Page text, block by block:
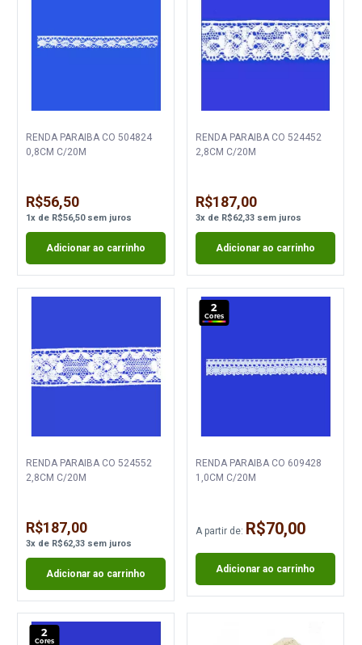
RENDA PARAIBA CO 504824
0,8CM C/20M
R$56,50
1x de R$56,50sem juros
Adicionar ao carrinho
RENDA PARAIBA CO 524452
2,8CM C/20M
R$187,00
3xde R$62,33sem juros
Adicionar ao carrinho
RENDA PARAIBA CO 524552
2,8CM C/20M
R$187,00
3x de R$62,33 sem juros
Adicionar ao carrinho
2
Cores
RENDA PARAIBA CO 609428
1,0CM C/20M
A partir de: R$70,00
Adicionar ao carrinho
2
Cores